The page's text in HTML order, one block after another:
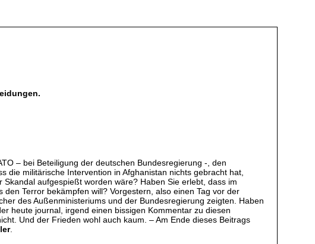
– bei Beteiligung der deutschen Bundesregierung -, den
die militärische Intervention in Afghanistan nichts gebracht hat,
aufgespießt worden wäre? Haben Sie erlebt, dass im
Terror bekämpfen will? Vorgestern, also einen Tag vor der
des Außenministeriums und der Bundesregierung zeigten. Haben
heute journal, irgend einen bissigen Kommentar zu diesen
Und der Frieden wohl auch kaum. – Am Ende dieses Beitrags
.